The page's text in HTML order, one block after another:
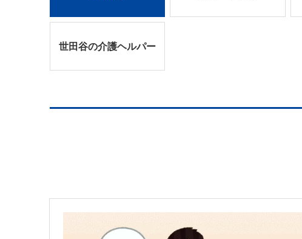
世田谷の介護ヘルパー